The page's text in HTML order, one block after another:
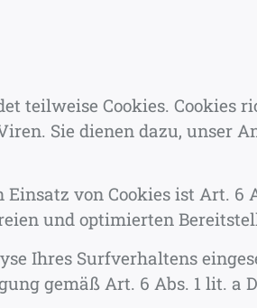
teilweise Cookies. Cookies
Sie dienen dazu, unser
von Cookies ist Art. 6
und optimierten
Ihres Surfverhaltens
gemäß Art. 6 Abs. 1 lit. a